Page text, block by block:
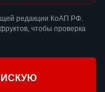
редакции КоАП РФ.
чтобы проверка